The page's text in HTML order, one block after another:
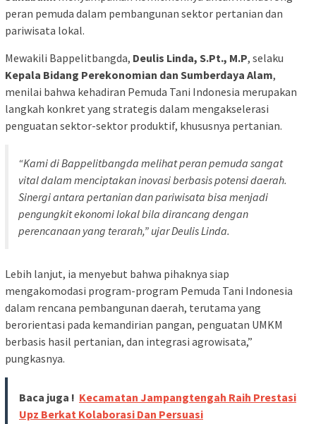
peran pemuda dalam pembangunan sektor pertanian dan
pariwisata lokal.
Mewakili Bappelitbangda, Deulis Linda, S.Pt., M.P, selaku
Kepala Bidang Perekonomian dan Sumberdaya Alam,
menilai bahwa kehadiran Pemuda Tani Indonesia merupakan
langkah konkret yang strategis dalam mengakselerasi
penguatan sektor-sektor produktif, khususnya pertanian.
“Kami di Bappelitbangda melihat peran pemuda sangat
vital dalam menciptakan inovasi berbasis potensi daerah.
Sinergi antara pertanian dan pariwisata bisa menjadi
pengungkit ekonomi lokal bila dirancang dengan
perencanaan yang terarah,” ujar Deulis Linda.
Lebih lanjut, ia menyebut bahwa pihaknya siap
mengakomodasi program-program Pemuda Tani Indonesia
dalam rencana pembangunan daerah, terutama yang
berorientasi pada kemandirian pangan, penguatan UMKM
berbasis hasil pertanian, dan integrasi agrowisata,”
pungkasnya.
Baca juga ! Kecamatan Jampangtengah Raih Prestasi
Upz Berkat Kolaborasi Dan Persuasi